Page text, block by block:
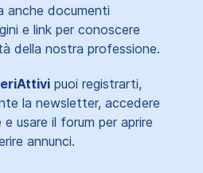
anche documenti
e link per conoscere
della nostra professione.
puoi registrarti,
la newsletter, accedere
usare il forum per aprire
annunci.